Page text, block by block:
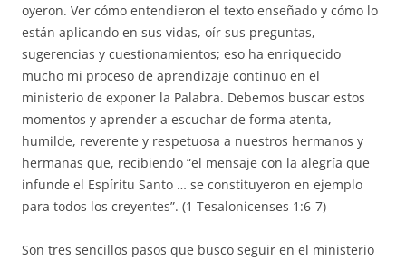
oyeron. Ver cómo entendieron el texto enseñado y cómo lo
están aplicando en sus vidas, oír sus preguntas,
sugerencias y cuestionamientos; eso ha enriquecido
mucho mi proceso de aprendizaje continuo en el
ministerio de exponer la Palabra. Debemos buscar estos
momentos y aprender a escuchar de forma atenta,
humilde, reverente y respetuosa a nuestros hermanos y
hermanas que, recibiendo “el mensaje con la alegría que
infunde el Espíritu Santo … se constituyeron en ejemplo
para todos los creyentes”. (1 Tesalonicenses 1:6-7)
Son tres sencillos pasos que busco seguir en el ministerio